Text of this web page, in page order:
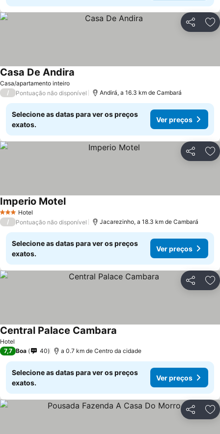
Partilhar
Casa/apartamento inteiro
Casa De Andira
/ Pontuação não disponível Andirá, a 16.3 km de Cambará
Selecione as datas para ver os preços
exatos.
Ver preços
Partilhar
3 EstrelasHotel
Imperio Motel
/ Pontuação não disponível Jacarezinho, a 18.3 km de Cambará
Selecione as datas para ver os preços
exatos.
Ver preços
Partilhar
Hotel
Central Palace Cambara
7,7 Boa 40 a 0.7 km de Centro da cidade
Selecione as datas para ver os preços
exatos.
Ver preços
Partilhar